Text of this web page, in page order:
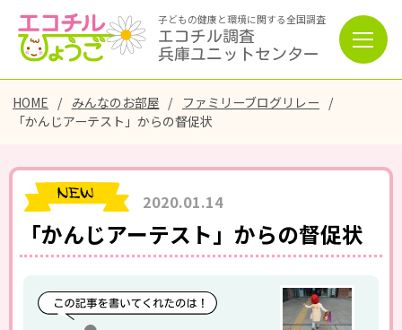
子どもの健康と環境に関する全国調査
エコチル調査
兵庫ユニットセンター
HOME みんなのお部屋
ファミリーブログリレー
「かんじアーテスト」からの督促状
2020.01.14
「かんじアーテスト」からの督促状